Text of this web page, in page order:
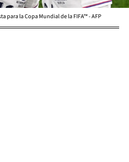
para la Copa Mundial de la FIFA™ - AFP